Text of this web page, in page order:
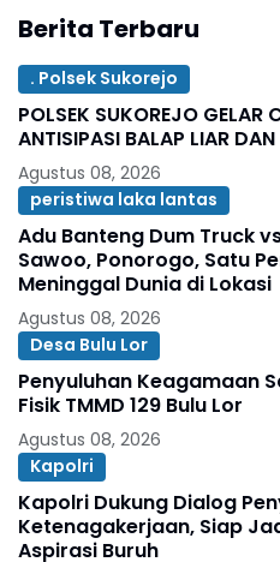
Berita Terbaru
. Polsek Sukorejo
POLSEK SUKOREJO GELAR CIPTA KONDISI
ANTISIPASI BALAP LIAR DAN
Agustus 08, 2026
peristiwa laka lantas
Adu Banteng Dum Truck
Sawoo, Ponorogo, Satu
Meninggal Dunia di Lokasi
Agustus 08, 2026
Desa Bulu Lor
Penyuluhan Keagamaan
Fisik TMMD 129 Bulu Lor
Agustus 08, 2026
Kapolri
Kapolri Dukung Dialog
Ketenagakerjaan, Siap
Aspirasi Buruh